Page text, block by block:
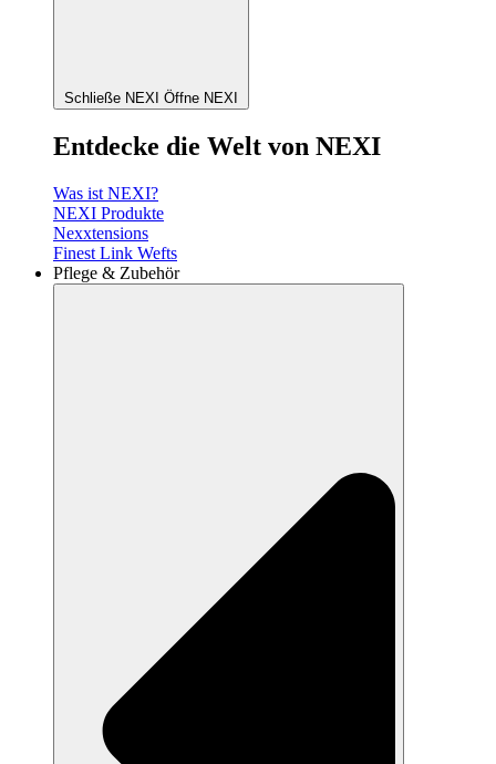
Schließe NEXI Öffne NEXI
Entdecke die Welt von NEXI
Was ist NEXI?
NEXI Produkte
Nexxtensions
Finest Link Wefts
Pflege & Zubehör